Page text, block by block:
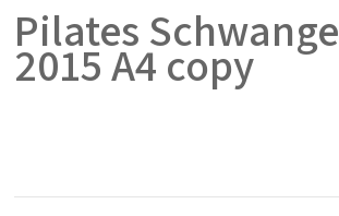
Pilates
2015 A4 copy